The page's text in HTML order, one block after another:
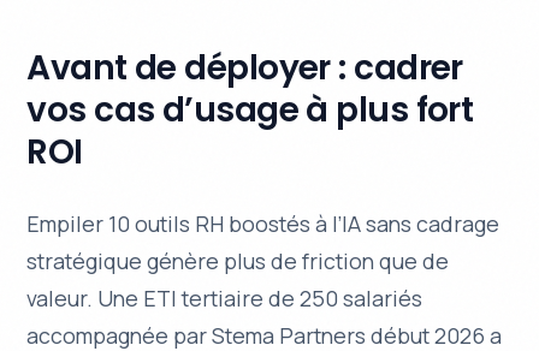
Avant de déployer : cadrer
vos cas d’usage à plus fort
ROI
Empiler 10 outils RH boostés à l’IA sans cadrage
stratégique génère plus de friction que de
valeur. Une ETI tertiaire de 250 salariés
accompagnée par Stema Partners début 2026 a